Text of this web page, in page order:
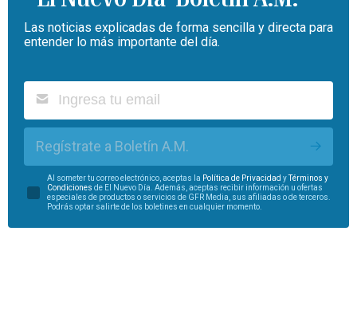
Las noticias explicadas de forma sencilla y directa para
entender lo más importante del día.
Regístrate a Boletín A.M.
Al someter tu correo electrónico, aceptas la Política de Privacidad yTérminos y
Condiciones de El Nuevo Día. Además, aceptas recibir información u ofertas
especiales de productos o servicios de GFR Media, sus afiliadas o de terceros.
Podrás optar salirte de los boletines en cualquier momento.